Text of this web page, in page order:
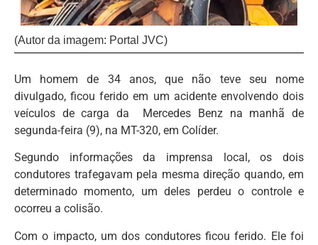
(Autor da imagem: Portal JVC)
Um homem de 34 anos, que não teve seu nome
divulgado, ficou ferido em um acidente envolvendo dois
veículos de carga da Mercedes Benz na manhã de
segunda-feira (9), na MT-320, em Colíder.
Segundo informações da imprensa local, os dois
condutores trafegavam pela mesma direção quando, em
determinado momento, um deles perdeu o controle e
ocorreu a colisão.
Com o impacto, um dos condutores ficou ferido. Ele foi